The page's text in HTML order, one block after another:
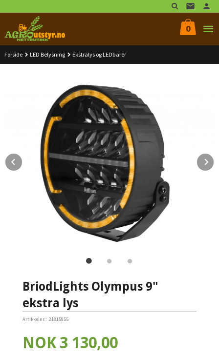
til
innholdet
0
Forside LED Belysning Ekstralys og LEDbarer
Prev
BriodLights Olympus 9"
ekstra lys
Artikkelnr.: 21815855
Pris
NOK 3 130,00